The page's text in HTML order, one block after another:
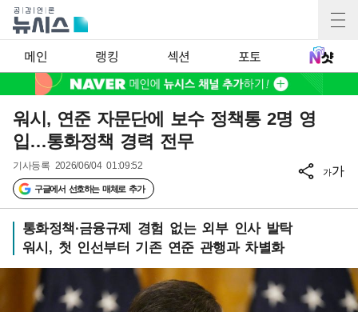
메인 랭킹 섹션 포토
워시, 연준 자문단에 보수 정책통 2명 영
입…통화정책 경력 전무
기사등록 2026/06/04 01:09:52
구글에서 선호하는 매체로 추가
가가
통화정책·금융규제 경험 없는 외부 인사 발탁
워시, 첫 인선부터 기존 연준 관행과 차별화